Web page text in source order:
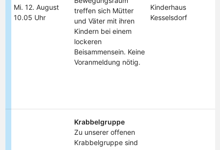
Mi. 12. August
10.05 Uhr
treffen sich Mütter
und Väter mit ihren
Kindern bei einem
lockeren
Beisammensein. Keine
Voranmeldung nötig.
Kinderhaus
Kesselsdorf
Krabbelgruppe
Zu unserer offenen
Krabbelgruppe sind